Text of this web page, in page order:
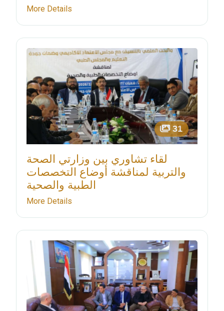
More Details
31
لقاء تشاوري بين وزارتي الصحة
والتربية لمناقشة أوضاع التخصصات
الطبية والصحية
More Details